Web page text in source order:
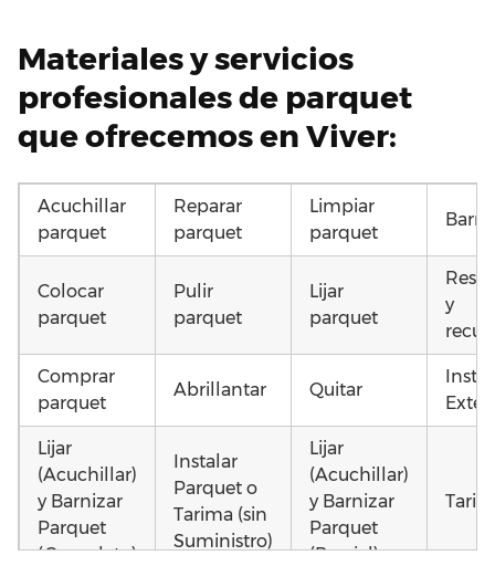
Materiales y servicios
profesionales de parquet
que ofrecemos en Viver:
Acuchillar
parquet
Reparar
parquet
Limpiar
parquet
Colocar
parquet
Pulir
parquet
Lijar
parquet
y
Comprar
parquet
Abrillantar Quitar
Lijar
(Acuchillar)
y Barnizar
Parquet
(Completo)
Instalar
Parquet o
Tarima (sin
Suministro)
Lijar
(Acuchillar)
y Barnizar
Parquet
(Parcial)